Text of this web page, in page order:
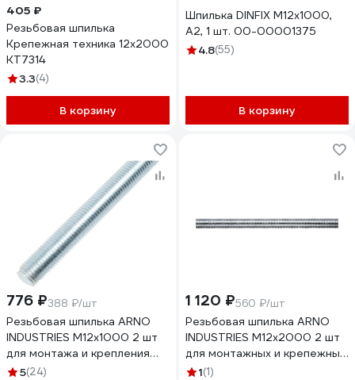
405 ₽
Резьбовая шпилька
Крепежная техника 12х2000
КТ7314
3.3(4)
В корзину
Шпилька DINFIX М12x1000,
А2, 1 шт. 00-00001375
4.8(55)
В корзину
776 ₽388 ₽/шт
Резьбовая шпилька ARNO
INDUSTRIES М12х1000 2 шт
для монтажа и крепления
конструкций класс
5(24)
1 120 ₽560 ₽/шт
Резьбовая шпилька ARNO
INDUSTRIES М12х2000 2 шт
для монтажных и крепежных
работ класс прочности 10.9
1(1)